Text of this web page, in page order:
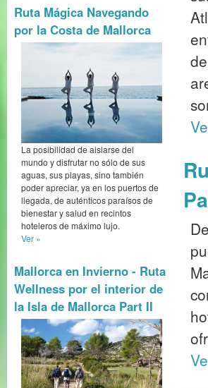
Ruta Mágica Navegando
por la Costa de Mallorca
La posibilidad de aislarse del
mundo y disfrutar no sólo de sus
aguas, sus playas, sino también
poder apreciar, ya en los puertos de
llegada, de auténticos paraísos de
bienestar y salud en recintos
hoteleros de máximo lujo.
Ver »
Mallorca en Invierno - Ruta
Wellness por el interior de
la Isla de Mallorca Part II